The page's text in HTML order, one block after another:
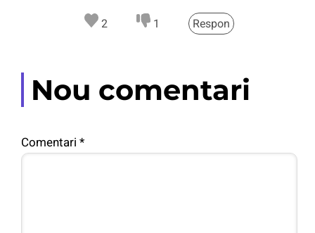
2 1 Respon
Nou comentari
Comentari *